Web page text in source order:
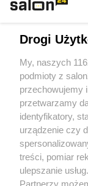
Sport
Kultura
X
Drogi
My, naszych
podmioty z
przechowujemy
przetwarzamy
identyfikatory,
urządzenie czy
treści, pomiar
ulepszanie
Partnerzy